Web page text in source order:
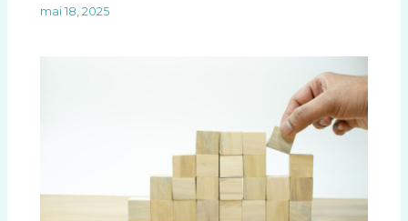
mai 18, 2025